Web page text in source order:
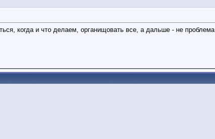
когда и что делаем, органищовать все, а дальше - не проблема